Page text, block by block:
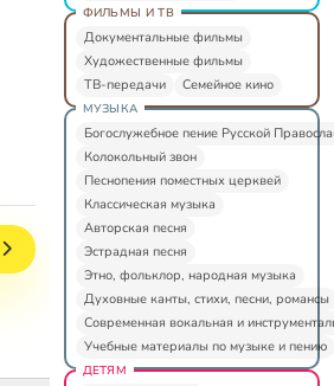
ФИЛЬМЫ И ТВ
Документальные фильмы
Художественные фильмы
ТВ-передачи
Семейное кино
МУЗЫКА
Богослужебное пение Русской
Колокольный звон
Песнопения поместных церквей
Классическая музыка
Авторская песня
Эстрадная песня
Этно, фольклор, народная музыка
Духовные канты, стихи, песни, романсы
Современная вокальная и
Учебные материалы по музыке и пению
ДЕТЯМ